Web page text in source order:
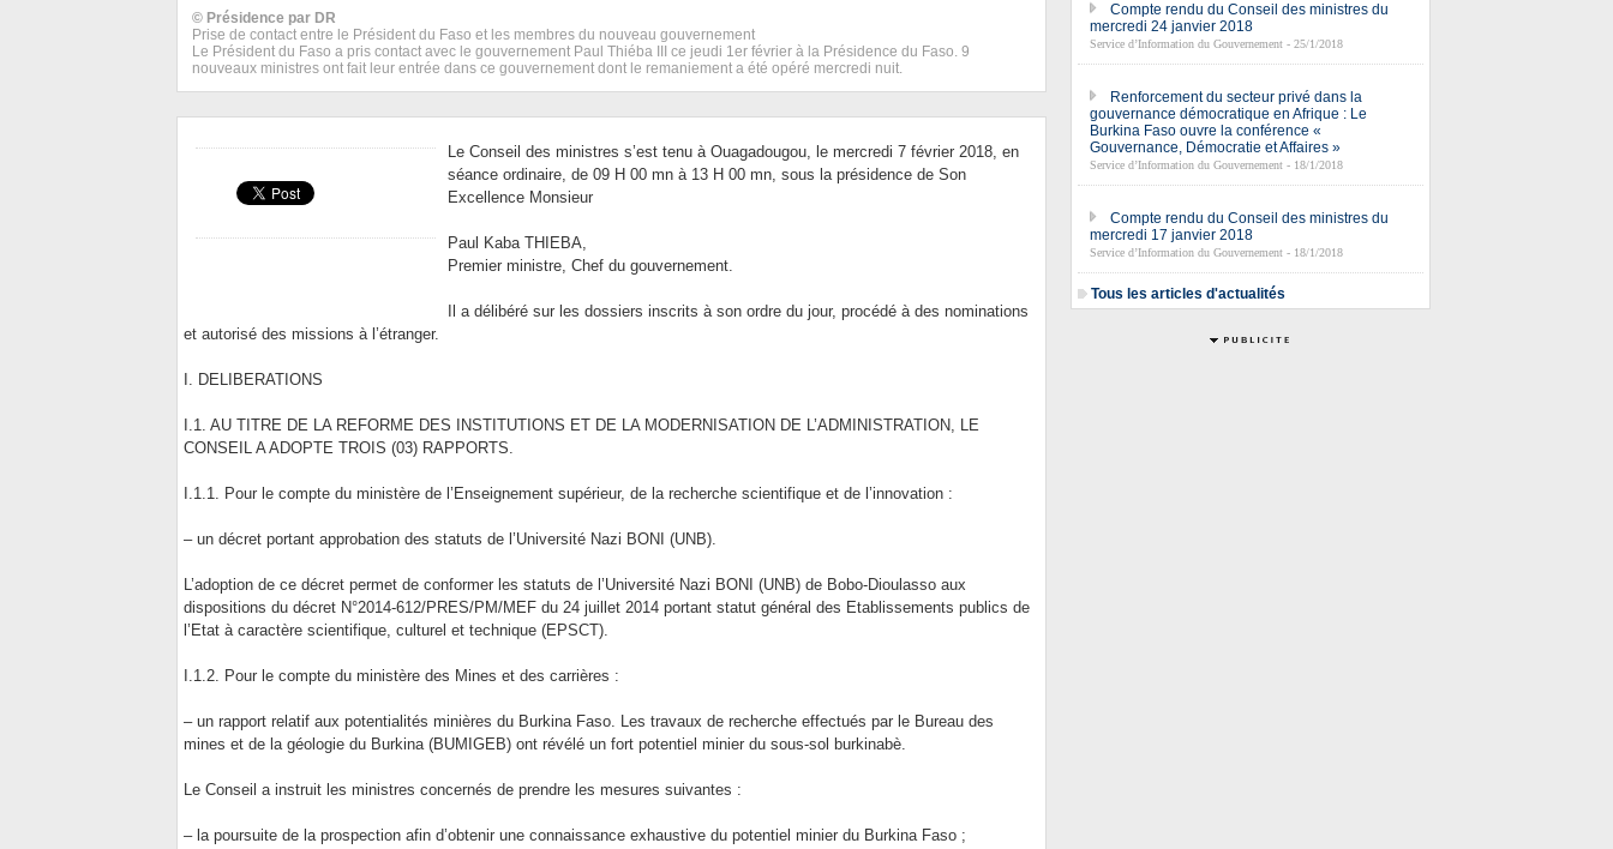
© Présidence par DR
Prise de contact entre le Président du Faso et les membres du nouveau gouvernement
Le Président du Faso a pris contact avec le gouvernement Paul Thiéba III ce jeudi 1er février à la Présidence du Faso. 9
nouveaux ministres ont fait leur entrée dans ce gouvernement dont le remaniement a été opéré mercredi nuit.
Le Conseil des ministres s’est tenu à Ouagadougou, le mercredi 7 février 2018, en
séance ordinaire, de 09 H 00 mn à 13 H 00 mn, sous la présidence de Son
Excellence Monsieur
Paul Kaba THIEBA,
Premier ministre, Chef du gouvernement.
Il a délibéré sur les dossiers inscrits à son ordre du jour, procédé à des nominations
et autorisé des missions à l’étranger.
I. DELIBERATIONS
I.1. AU TITRE DE LA REFORME DES INSTITUTIONS ET DE LA MODERNISATION DE L’ADMINISTRATION, LE
CONSEIL A ADOPTE TROIS (03) RAPPORTS.
I.1.1. Pour le compte du ministère de l’Enseignement supérieur, de la recherche scientifique et de l’innovation :
– un décret portant approbation des statuts de l’Université Nazi BONI (UNB).
L’adoption de ce décret permet de conformer les statuts de l’Université Nazi BONI (UNB) de Bobo-Dioulasso aux
dispositions du décret N°2014-612/PRES/PM/MEF du 24 juillet 2014 portant statut général des Etablissements publics de
l’Etat à caractère scientifique, culturel et technique (EPSCT).
I.1.2. Pour le compte du ministère des Mines et des carrières :
– un rapport relatif aux potentialités minières du Burkina Faso. Les travaux de recherche effectués par le Bureau des
mines et de la géologie du Burkina (BUMIGEB) ont révélé un fort potentiel minier du sous-sol burkinabè.
Le Conseil a instruit les ministres concernés de prendre les mesures suivantes :
– la poursuite de la prospection afin d’obtenir une connaissance exhaustive du potentiel minier du Burkina Faso ;
Compte rendu du Conseil des ministres du
mercredi 24 janvier 2018
Service d’Information du Gouvernement - 25/1/2018
Renforcement du secteur privé dans la
gouvernance démocratique en Afrique : Le
Burkina Faso ouvre la conférence «
Gouvernance, Démocratie et Affaires »
Service d’Information du Gouvernement - 18/1/2018
Compte rendu du Conseil des ministres du
mercredi 17 janvier 2018
Service d’Information du Gouvernement - 18/1/2018
Tous les articles d'actualités